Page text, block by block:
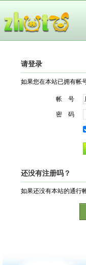
请登录
如果您在本站已拥有帐
帐 号
密 码
还没有注册吗？
如果还没有本站的通行